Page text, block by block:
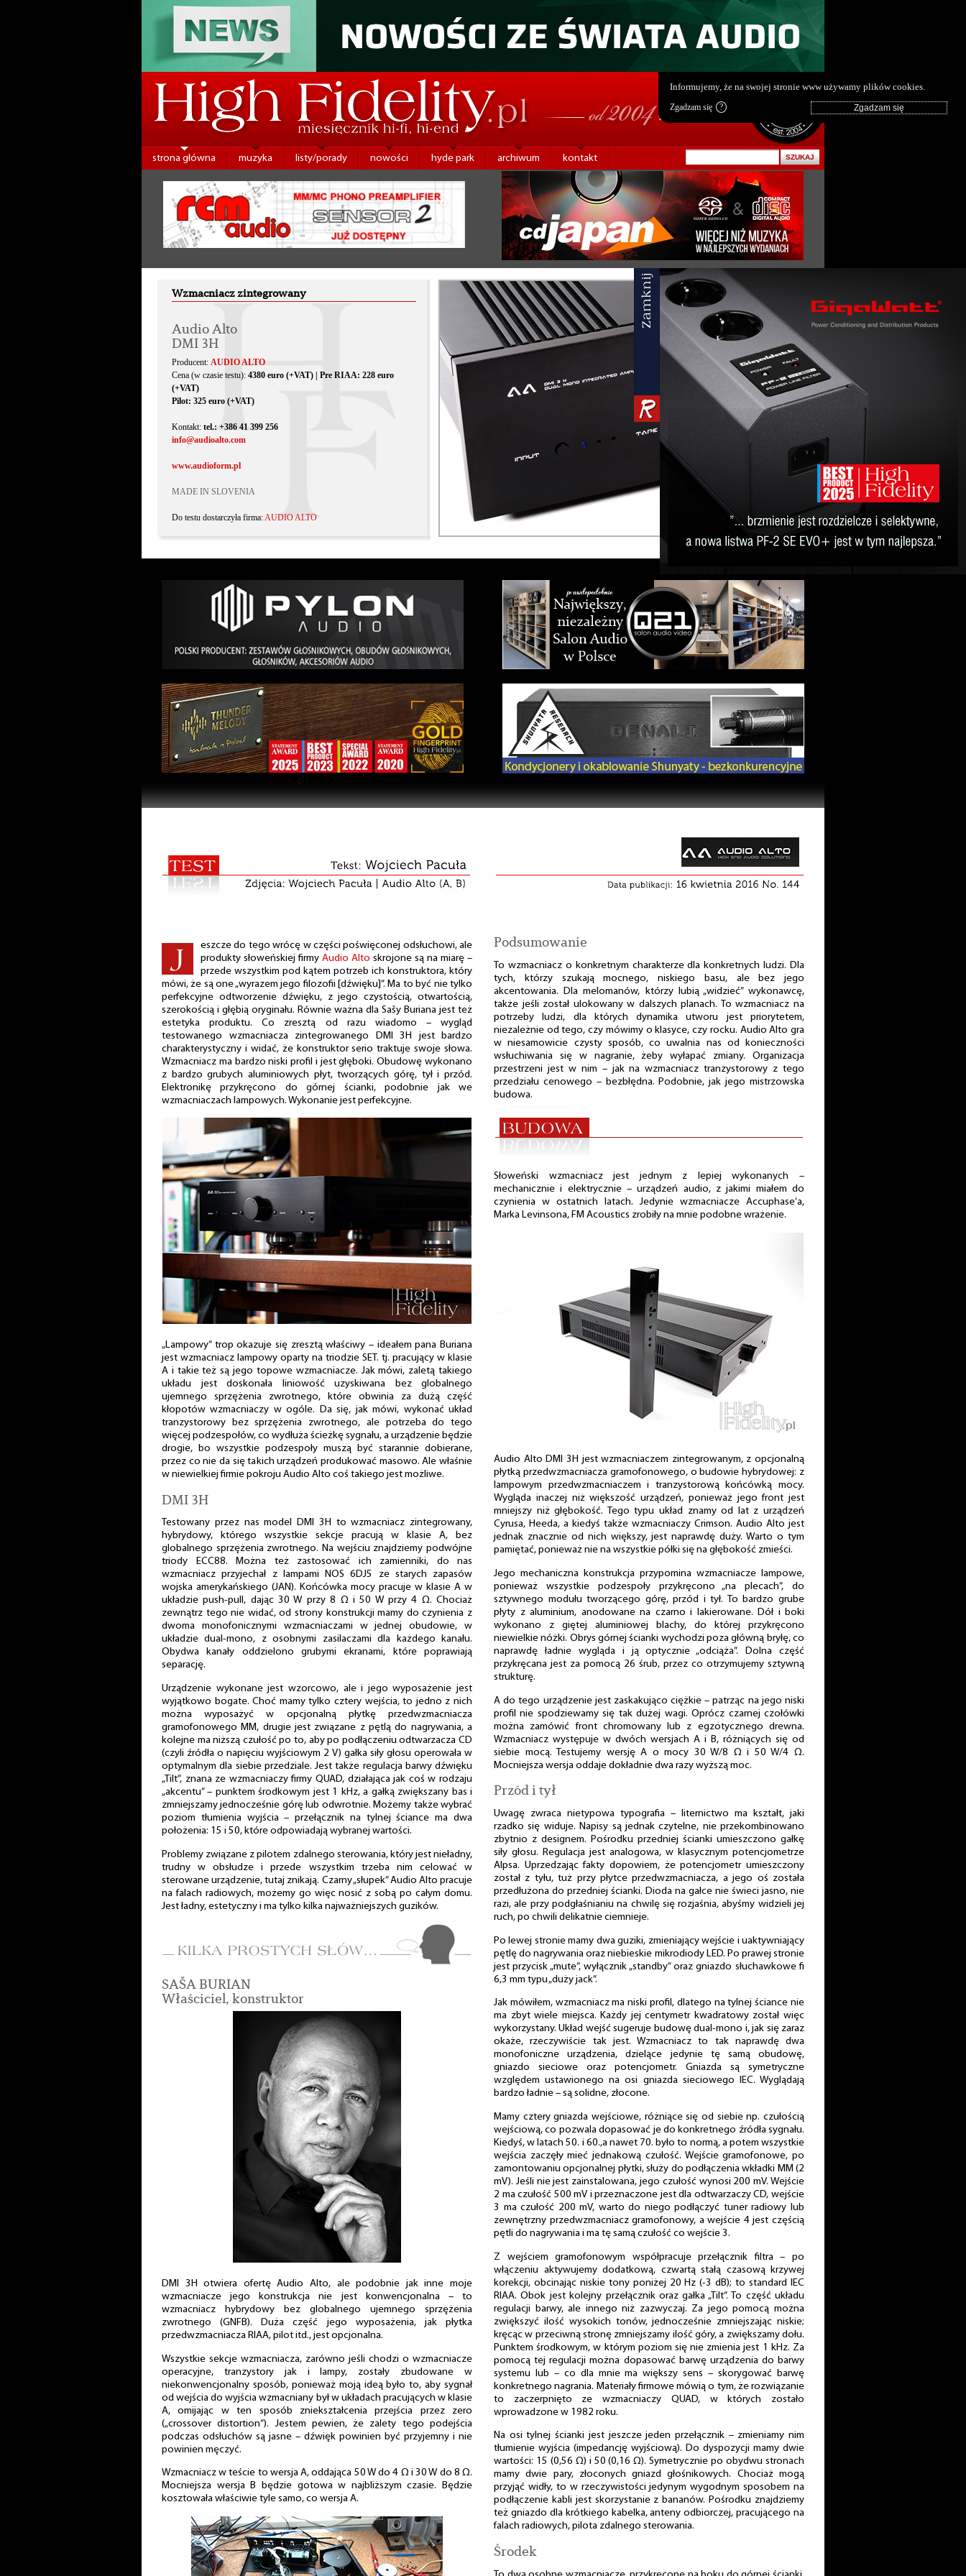
strona główna muzyka listy/porady nowości hyde park archiwum kontakt
Wzmacniacz zintegrowany
Audio Alto
DMI 3H
Producent: AUDIO ALTO
Cena (w czasie testu): 4380 euro (+VAT) | Pre RIAA: 228 euro
(+VAT)
Pilot: 325 euro (+VAT)
Kontakt: tel.: +386 41 399 256
info@audioalto.com
www.audioform.pl
MADE IN SLOVENIA
Do testu dostarczyła firma:AUDIO ALTO
eszcze do tego wrócę w części poświęconej odsłuchowi, ale
produkty słoweńskiej firmy Audio Alto skrojone są na miarę –
przede wszystkim pod kątem potrzeb ich konstruktora, który
mówi, że są one „wyrazem jego filozofii [dźwięku]”. Ma to być nie tylko
perfekcyjne odtworzenie dźwięku, z jego czystością, otwartością,
szerokością i głębią oryginału. Równie ważna dla Sašy Buriana jest też
estetyka produktu. Co zresztą od razu wiadomo – wygląd
testowanego wzmacniacza zintegrowanego DMI 3H jest bardzo
charakterystyczny i widać, że konstruktor serio traktuje swoje słowa.
Wzmacniacz ma bardzo niski profil i jest głęboki. Obudowę wykonano
z bardzo grubych aluminiowych płyt, tworzących górę, tył i przód.
Elektronikę przykręcono do górnej ścianki, podobnie jak we
wzmacniaczach lampowych. Wykonanie jest perfekcyjne.
„Lampowy” trop okazuje się zresztą właściwy – ideałem pana Buriana
jest wzmacniacz lampowy oparty na triodzie SET. tj. pracujący w klasie
A i takie też są jego topowe wzmacniacze. Jak mówi, zaletą takiego
układu jest doskonała liniowość uzyskiwana bez globalnego
ujemnego sprzężenia zwrotnego, które obwinia za dużą część
kłopotów wzmacniaczy w ogóle. Da się, jak mówi, wykonać układ
tranzystorowy bez sprzężenia zwrotnego, ale potrzeba do tego
więcej podzespołów, co wydłuża ścieżkę sygnału, a urządzenie będzie
drogie, bo wszystkie podzespoły muszą być starannie dobierane,
przez co nie da się takich urządzeń produkować masowo. Ale właśnie
w niewielkiej firmie pokroju Audio Alto coś takiego jest możliwe.
DMI 3H
Testowany przez nas model DMI 3H to wzmacniacz zintegrowany,
hybrydowy, którego wszystkie sekcje pracują w klasie A, bez
globalnego sprzężenia zwrotnego. Na wejściu znajdziemy podwójne
triody ECC88. Można też zastosować ich zamienniki, do nas
wzmacniacz przyjechał z lampami NOS 6DJ5 ze starych zapasów
wojska amerykańskiego (JAN). Końcówka mocy pracuje w klasie A w
układzie push-pull, dając 30 W przy 8 Ω i 50 W przy 4 Ω. Chociaż
zewnątrz tego nie widać, od strony konstrukcji mamy do czynienia z
dwoma monofonicznymi wzmacniaczami w jednej obudowie, w
układzie dual-mono, z osobnymi zasilaczami dla każdego kanału.
Obydwa kanały oddzielono grubymi ekranami, które poprawiają
separację.
Urządzenie wykonane jest wzorcowo, ale i jego wyposażenie jest
wyjątkowo bogate. Choć mamy tylko cztery wejścia, to jedno z nich
można wyposażyć w opcjonalną płytkę przedwzmacniacza
gramofonowego MM, drugie jest związane z pętlą do nagrywania, a
kolejne ma niższą czułość po to, aby po podłączeniu odtwarzacza CD
(czyli źródła o napięciu wyjściowym 2 V) gałka siły głosu operowała w
optymalnym dla siebie przedziale. Jest także regulacja barwy dźwięku
„Tilt”, znana ze wzmacniaczy firmy QUAD, działająca jak coś w rodzaju
„akcentu” – punktem środkowym jest 1 kHz, a gałką zwiększany bas i
zmniejszamy jednocześnie górę lub odwrotnie. Możemy także wybrać
poziom tłumienia wyjścia – przełącznik na tylnej ściance ma dwa
położenia: 15 i 50, które odpowiadają wybranej wartości.
Problemy związane z pilotem zdalnego sterowania, który jest nieładny,
trudny w obsłudze i przede wszystkim trzeba nim celować w
sterowane urządzenie, tutaj znikają. Czarny „słupek” Audio Alto pracuje
na falach radiowych, możemy go więc nosić z sobą po całym domu.
Jest ładny, estetyczny i ma tylko kilka najważniejszych guzików.
SAŠA BURIAN
Właściciel, konstruktor
DMI 3H otwiera ofertę Audio Alto, ale podobnie jak inne moje
wzmacniacze jego konstrukcja nie jest konwencjonalna – to
wzmacniacz hybrydowy bez globalnego ujemnego sprzężenia
zwrotnego (GNFB). Duża część jego wyposażenia, jak płytka
przedwzmacniacza RIAA, pilot itd., jest opcjonalna.
Wszystkie sekcje wzmacniacza, zarówno jeśli chodzi o wzmacniacze
operacyjne, tranzystory jak i lampy, zostały zbudowane w
niekonwencjonalny sposób, ponieważ moją ideą było to, aby sygnał
od wejścia do wyjścia wzmacniany był w układach pracujących w klasie
A, omijając w ten sposób zniekształcenia przejścia przez zero
(„crossover distortion”). Jestem pewien, że zalety tego podejścia
podczas odsłuchów są jasne – dźwięk powinien być przyjemny i nie
powinien męczyć.
Wzmacniacz w teście to wersja A, oddająca 50 W do 4 Ω i 30 W do 8 Ω.
Mocniejsza wersja B będzie gotowa w najbliższym czasie. Będzie
kosztowała właściwie tyle samo, co wersja A.
Podsumowanie
To wzmacniacz o konkretnym charakterze dla konkretnych ludzi. Dla
tych, którzy szukają mocnego, niskiego basu, ale bez jego
akcentowania. Dla melomanów, którzy lubią „widzieć” wykonawcę,
także jeśli został ulokowany w dalszych planach. To wzmacniacz na
potrzeby ludzi, dla których dynamika utworu jest priorytetem,
niezależnie od tego, czy mówimy o klasyce, czy rocku. Audio Alto gra
w niesamowicie czysty sposób, co uwalnia nas od konieczności
wsłuchiwania się w nagranie, żeby wyłapać zmiany. Organizacja
przestrzeni jest w nim – jak na wzmacniacz tranzystorowy z tego
przedziału cenowego – bezbłędna. Podobnie, jak jego mistrzowska
budowa.
Słoweński wzmacniacz jest jednym z lepiej wykonanych –
mechanicznie i elektrycznie – urządzeń audio, z jakimi miałem do
czynienia w ostatnich latach. Jedynie wzmacniacze Accuphase’a,
Marka Levinsona, FM Acoustics zrobiły na mnie podobne wrażenie.
Audio Alto DMI 3H jest wzmacniaczem zintegrowanym, z opcjonalną
płytką przedwzmacniacza gramofonowego, o budowie hybrydowej: z
lampowym przedwzmacniaczem i tranzystorową końcówką mocy.
Wygląda inaczej niż większość urządzeń, ponieważ jego front jest
mniejszy niż głębokość. Tego typu układ znamy od lat z urządzeń
Cyrusa, Heeda, a kiedyś także wzmacniaczy Crimson. Audio Alto jest
jednak znacznie od nich większy, jest naprawdę duży. Warto o tym
pamiętać, ponieważ nie na wszystkie półki się na głębokość zmieści.
Jego mechaniczna konstrukcja przypomina wzmacniacze lampowe,
ponieważ wszystkie podzespoły przykręcono „na plecach”, do
sztywnego modułu tworzącego górę, przód i tył. To bardzo grube
płyty z aluminium, anodowane na czarno i lakierowane. Dół i boki
wykonano z giętej aluminiowej blachy, do której przykręcono
niewielkie nóżki. Obrys górnej ścianki wychodzi poza główną bryłę, co
naprawdę ładnie wygląda i ją optycznie „odciąża”. Dolna część
przykręcana jest za pomocą 26 śrub, przez co otrzymujemy sztywną
strukturę.
A do tego urządzenie jest zaskakująco ciężkie – patrząc na jego niski
profil nie spodziewamy się tak dużej wagi. Oprócz czarnej czołówki
można zamówić front chromowany lub z egzotycznego drewna.
Wzmacniacz występuje w dwóch wersjach A i B, różniących się od
siebie mocą. Testujemy wersję A o mocy 30 W/8 Ω i 50 W/4 Ω.
Mocniejsza wersja oddaje dokładnie dwa razy wyższą moc.
Przód i tył
Uwagę zwraca nietypowa typografia – liternictwo ma kształt, jaki
rzadko się widuje. Napisy są jednak czytelne, nie przekombinowano
zbytnio z designem. Pośrodku przedniej ścianki umieszczono gałkę
siły głosu. Regulacja jest analogowa, w klasycznym potencjometrze
Alpsa. Uprzedzając fakty dopowiem, że potencjometr umieszczony
został z tyłu, tuż przy płytce przedwzmacniacza, a jego oś została
przedłużona do przedniej ścianki. Dioda na gałce nie świeci jasno, nie
razi, ale przy podgłaśnianiu na chwilę się rozjaśnia, abyśmy widzieli jej
ruch, po chwili delikatnie ciemnieje.
Po lewej stronie mamy dwa guziki, zmieniający wejście i uaktywniający
pętlę do nagrywania oraz niebieskie mikrodiody LED. Po prawej stronie
jest przycisk „mute”, wyłącznik „standby” oraz gniazdo słuchawkowe fi
6,3 mm typu „duży jack”.
Jak mówiłem, wzmacniacz ma niski profil, dlatego na tylnej ściance nie
ma zbyt wiele miejsca. Każdy jej centymetr kwadratowy został więc
wykorzystany. Układ wejść sugeruje budowę dual-mono i, jak się zaraz
okaże, rzeczywiście tak jest. Wzmacniacz to tak naprawdę dwa
monofoniczne urządzenia, dzielące jedynie tę samą obudowę,
gniazdo sieciowe oraz potencjometr. Gniazda są symetryczne
względem ustawionego na osi gniazda sieciowego IEC. Wyglądają
bardzo ładnie – są solidne, złocone.
Mamy cztery gniazda wejściowe, różniące się od siebie np. czułością
wejściową, co pozwala dopasować je do konkretnego źródła sygnału.
Kiedyś, w latach 50. i 60.,a nawet 70. było to normą, a potem wszystkie
wejścia zaczęły mieć jednakową czułość. Wejście gramofonowe, po
zamontowaniu opcjonalnej płytki, służy do podłączenia wkładki MM (2
mV). Jeśli nie jest zainstalowana, jego czułość wynosi 200 mV. Wejście
2 ma czułość 500 mV i przeznaczone jest dla odtwarzaczy CD, wejście
3 ma czułość 200 mV, warto do niego podłączyć tuner radiowy lub
zewnętrzny przedwzmacniacz gramofonowy, a wejście 4 jest częścią
pętli do nagrywania i ma tę samą czułość co wejście 3.
Z wejściem gramofonowym współpracuje przełącznik filtra – po
włączeniu aktywujemy dodatkową, czwartą stałą czasową krzywej
korekcji, obcinając niskie tony poniżej 20 Hz (-3 dB); to standard IEC
RIAA. Obok jest kolejny przełącznik oraz gałka „Tilt”. To część układu
regulacji barwy, ale innego niż zazwyczaj. Za jego pomocą można
zwiększyć ilość wysokich tonów, jednocześnie zmniejszając niskie;
kręcąc w przeciwną stronę zmniejszamy ilość góry, a zwiększamy dołu.
Punktem środkowym, w którym poziom się nie zmienia jest 1 kHz. Za
pomocą tej regulacji można dopasować barwę urządzenia do barwy
systemu lub – co dla mnie ma większy sens – skorygować barwę
konkretnego nagrania. Materiały firmowe mówią o tym, że rozwiązanie
to zaczerpnięto ze wzmacniaczy QUAD, w których zostało
wprowadzone w 1982 roku.
Na osi tylnej ścianki jest jeszcze jeden przełącznik – zmieniamy nim
tłumienie wyjścia (impedancję wyjściową). Do dyspozycji mamy dwie
wartości: 15 (0,56 Ω) i 50 (0,16 Ω). Symetrycznie po obydwu stronach
mamy dwie pary, złoconych gniazd głośnikowych. Chociaż mogą
przyjąć widły, to w rzeczywistości jedynym wygodnym sposobem na
podłączenie kabli jest skorzystanie z bananów. Pośrodku znajdziemy
też gniazdo dla krótkiego kabelka, anteny odbiorczej, pracującego na
falach radiowych, pilota zdalnego sterowania.
Środek
Informujemy, że na swojej stronie www używamy plików cookies.
Zgadzam się ?